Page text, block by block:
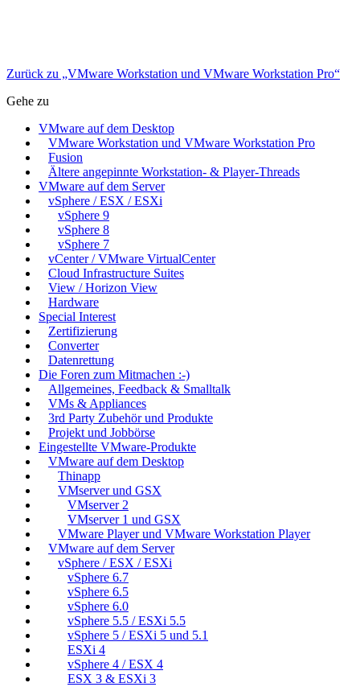
Zurück zu „VMware Workstation und VMware Workstation Pro“
Gehe zu
VMware auf dem Desktop
VMware Workstation und VMware Workstation Pro
Fusion
Ältere angepinnte Workstation- & Player-Threads
VMware auf dem Server
vSphere / ESX / ESXi
vSphere 9
vSphere 8
vSphere 7
vCenter / VMware VirtualCenter
Cloud Infrastructure Suites
View / Horizon View
Hardware
Special Interest
Zertifizierung
Converter
Datenrettung
Die Foren zum Mitmachen :-)
Allgemeines, Feedback & Smalltalk
VMs & Appliances
3rd Party Zubehör und Produkte
Projekt und Jobbörse
Eingestellte VMware-Produkte
VMware auf dem Desktop
Thinapp
VMserver und GSX
VMserver 2
VMserver 1 und GSX
VMware Player und VMware Workstation Player
VMware auf dem Server
vSphere / ESX / ESXi
vSphere 6.7
vSphere 6.5
vSphere 6.0
vSphere 5.5 / ESXi 5.5
vSphere 5 / ESXi 5 und 5.1
ESXi 4
vSphere 4 / ESX 4
ESX 3 & ESXi 3